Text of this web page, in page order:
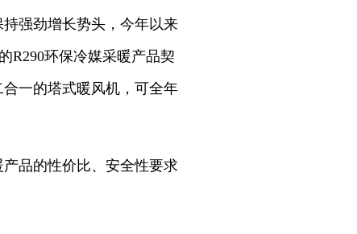
强劲增长势头，今年以来
R290环保冷媒采暖产品契
一的塔式暖风机，可全年
品的性价比、安全性要求